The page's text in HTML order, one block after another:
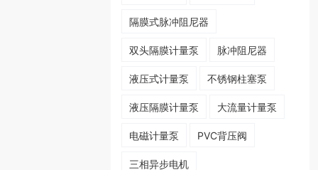
隔膜式脉冲阻尼器
双头隔膜计量泵 脉冲阻尼器
液压式计量泵 不锈钢柱塞泵
液压隔膜计量泵 大流量计量泵
电磁计量泵 PVC背压阀
三相异步电机